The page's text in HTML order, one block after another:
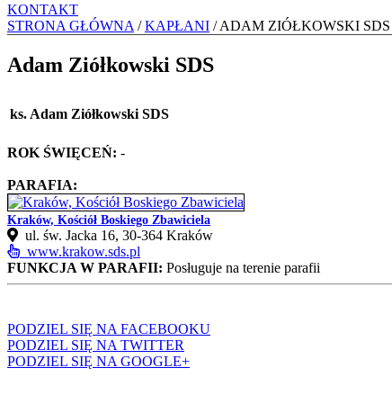
KONTAKT
STRONA GŁÓWNA /KAPŁANI / ADAM ZIÓŁKOWSKI SDS
Adam Ziółkowski SDS
ks. Adam Ziółkowski SDS
ROK ŚWIĘCEŃ: -
PARAFIA:
Kraków, Kościół Boskiego Zbawiciela
ul. św. Jacka 16, 30-364 Kraków
www.krakow.sds.pl
FUNKCJA W PARAFII: Posługuje na terenie parafii
PODZIEL SIĘ NA FACEBOOKU
PODZIEL SIĘ NA TWITTER
PODZIEL SIĘ NA GOOGLE+